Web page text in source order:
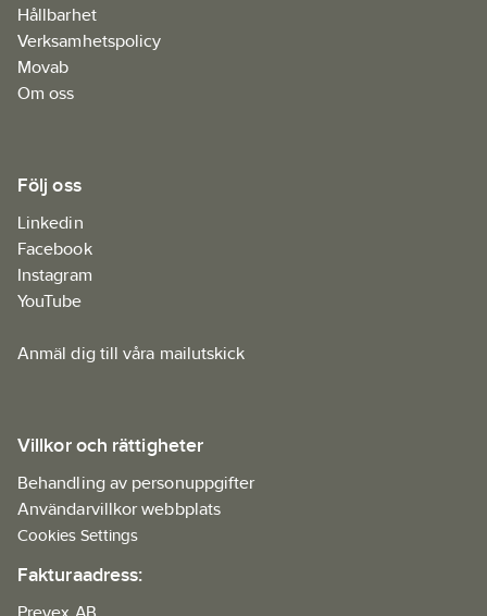
Hållbarhet
Verksamhetspolicy
Movab
Om oss
Följ oss
Linkedin
Facebook
Instagram
YouTube
Anmäl dig till våra mailutskick
Villkor och rättigheter
Behandling av personuppgifter
Användarvillkor webbplats
Cookies Settings
Fakturaadress: